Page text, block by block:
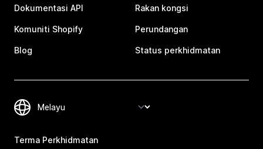
Dokumentasi API
Komuniti Shopify
Blog
Rakan kongsi
Perundangan
Status perkhidmatan
Terma Perkhidmatan